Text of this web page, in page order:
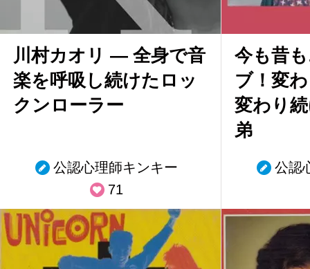
川村カオリ ― 全身で音
楽を呼吸し続けたロッ
クンローラー
公認心理師キンキー
71
今も昔
ブ！変
変わり
弟
公認